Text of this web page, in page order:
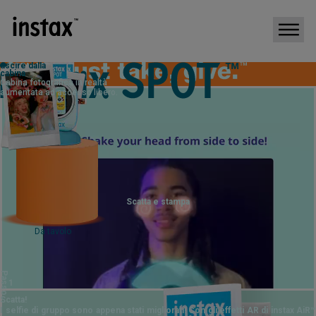
uscire dalla
cabina
Cabina fotografica in realtà
aumentata ad accesso libero.
Da tavolo
INFORMAZIONI
15/05/2026
NOVITÀ
Lancio del sito dedicato instax SPOT™.
Cos'è
instax SPOT™ è la
nostra nuova cabina fotografica instax™ !
・ Scatta foto con effetti AR e stampale
・ Stampa le immagini dal tuo smartphone
Divertiti ancora di più con i tuoi amici
Cattura i momenti all'istante con le foto instax
Take a photo & print
Take a photo & print
Take a photo & print
Take a photo & print
Take a photo & print
Take a photo & print
Take a photo & print
Take a photo & print
Take a photo & print
Take a photo & print
Take a photo & print
Take a photo & print
Scatta e stampa
Scatta e stampa
Passo
I selfie di gruppo sono appena stati migliorati! Con gli effetti AR di instax AiR™